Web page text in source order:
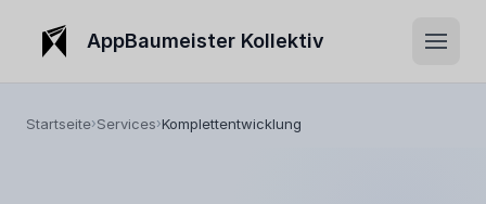
AppBaumeister Kollektiv
Startseite Services Komplettentwicklung